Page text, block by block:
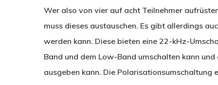
Wer also von vier auf acht Teilnehmer
muss dieses austauschen. Es gibt allerdings
werden kann. Diese bieten eine 22-kHz-
Band und dem Low-Band umschalten kann
ausgeben kann. Die